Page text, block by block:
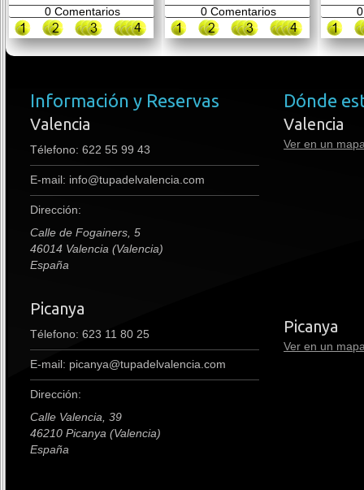
0Comentarios 0Comentarios 0
Información y Reservas
Valencia
Télefono: 622 55 99 43
E-mail: info@tupadelvalencia.com
Dirección:
Calle de Fogainers, 5
46014 Valencia (Valencia)
España
Picanya
Télefono: 623 11 80 25
E-mail: picanya@tupadelvalencia.com
Dirección:
Calle Valencia, 39
46210 Picanya (Valencia)
España
Dónde
Valencia
Ver en un
premium
Picanya
Ver en un